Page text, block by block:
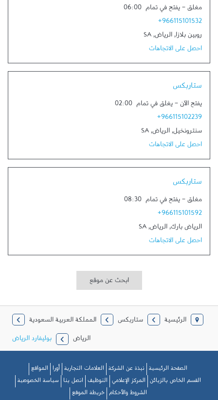
مغلق - يفتح في تمام 06:00
+966115101532
روبين بلازا, الرياض,
SA
احصل على الاتجاهات
ستاربكس
يفتح الآن - يغلق في تمام 02:00
+966115102239
سنترونخيل, الرياض,
SA
احصل على الاتجاهات
ستاربكس
مغلق - يفتح في تمام 08:30
+966115101592
الرياض بارك, الرياض,
SA
احصل على الاتجاهات
ابحث عن موقع
الرئيسية ستاربكس
المملكة العربية السعودية
الرياض
بوليفارد الرياض
الصفحة الرئيسية نبذة عن الشركة العلامات التجارية أورا
المواقع
القسم الخاص بالزبائن المركز الإعلامي التوظيف اتصل بنا
سياسة الخصوصية
الشروط والأحكام خريطة الموقع